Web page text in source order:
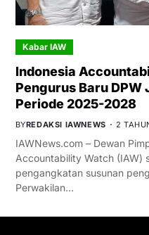
Kabar IAW
Indonesia
Pengurus Baru DPW
Periode 2025-2028
BYREDAKSI IAWNEWS 2
IAWNews.com – Dewan
Accountability Watch (IAW)
pengangkatan susunan
Perwakilan…